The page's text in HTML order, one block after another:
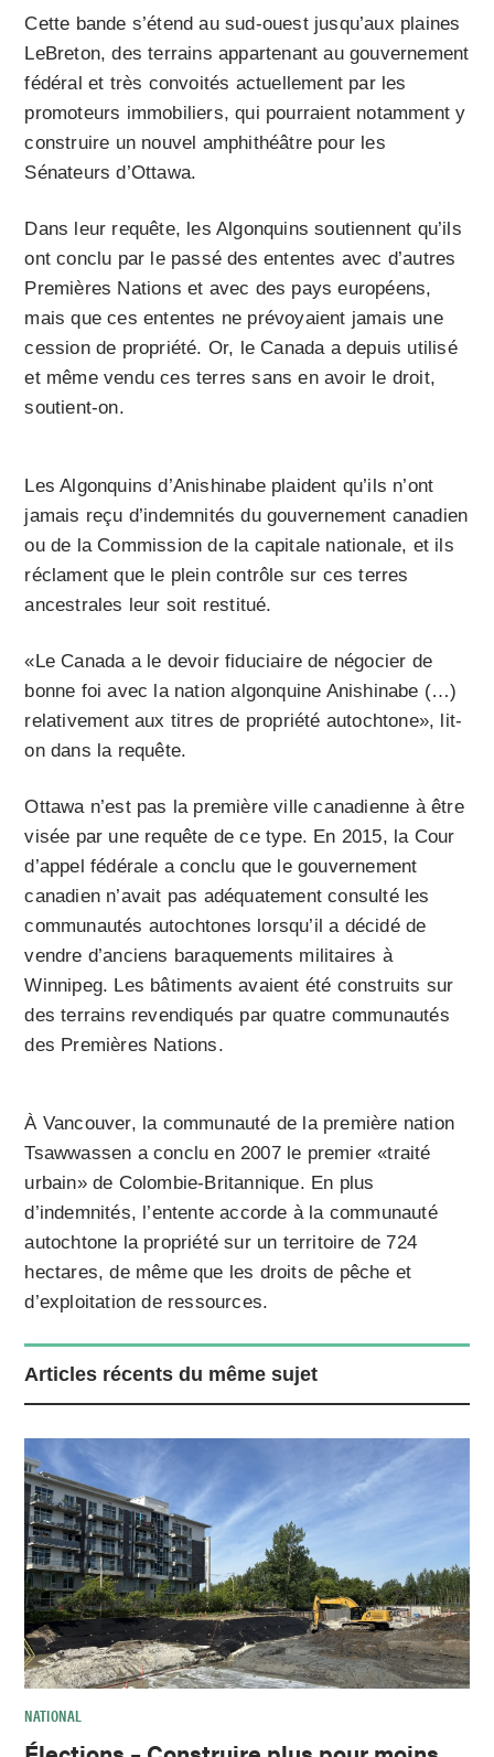
Cette bande s’étend au sud-ouest jusqu’aux plaines
LeBreton, des terrains appartenant au gouvernement
fédéral et très convoités actuellement par les
promoteurs immobiliers, qui pourraient notamment y
construire un nouvel amphithéâtre pour les
Sénateurs d’Ottawa.
Dans leur requête, les Algonquins soutiennent qu’ils
ont conclu par le passé des ententes avec d’autres
Premières Nations et avec des pays européens,
mais que ces ententes ne prévoyaient jamais une
cession de propriété. Or, le Canada a depuis utilisé
et même vendu ces terres sans en avoir le droit,
soutient-on.
Les Algonquins d’Anishinabe plaident qu’ils n’ont
jamais reçu d’indemnités du gouvernement canadien
ou de la Commission de la capitale nationale, et ils
réclament que le plein contrôle sur ces terres
ancestrales leur soit restitué.
«Le Canada a le devoir fiduciaire de négocier de
bonne foi avec la nation algonquine Anishinabe (…)
relativement aux titres de propriété autochtone», lit-
on dans la requête.
Ottawa n’est pas la première ville canadienne à être
visée par une requête de ce type. En 2015, la Cour
d’appel fédérale a conclu que le gouvernement
canadien n’avait pas adéquatement consulté les
communautés autochtones lorsqu’il a décidé de
vendre d’anciens baraquements militaires à
Winnipeg. Les bâtiments avaient été construits sur
des terrains revendiqués par quatre communautés
des Premières Nations.
À Vancouver, la communauté de la première nation
Tsawwassen a conclu en 2007 le premier «traité
urbain» de Colombie-Britannique. En plus
d’indemnités, l’entente accorde à la communauté
autochtone la propriété sur un territoire de 724
hectares, de même que les droits de pêche et
d’exploitation de ressources.
Articles récents du même sujet
NATIONAL